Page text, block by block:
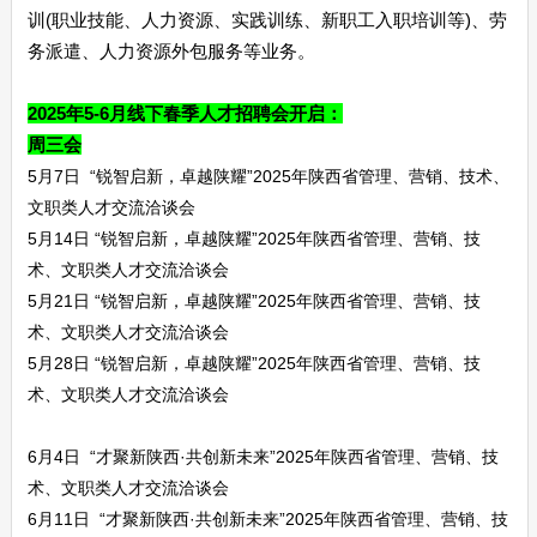
训(职业技能、人力资源、实践训练、新职工入职培训等)、劳
务派遣、人力资源外包服务等业务。
2025年5-6月线下春季人才招聘会开启：
周三会
5月7日 “锐智启新，卓越陕耀”2025年陕西省管理、营销、技术、
文职类人才交流洽谈会
5月14日 “锐智启新，卓越陕耀”2025年陕西省管理、营销、技
术、文职类人才交流洽谈会
5月21日 “锐智启新，卓越陕耀”2025年陕西省管理、营销、技
术、文职类人才交流洽谈会
5月28日 “锐智启新，卓越陕耀”2025年陕西省管理、营销、技
术、文职类人才交流洽谈会
6月4日 “才聚新陕西·共创新未来”2025年陕西省管理、营销、技
术、文职类人才交流洽谈会
6月11日 “才聚新陕西·共创新未来”2025年陕西省管理、营销、技